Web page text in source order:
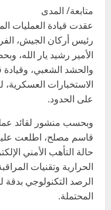
متابعة/ المدى
عقدت قيادة العمليات
رئيس أركان الجيش،
الأمير رشيد يار الله،
والحشد الشعبي،
الاستخبارات العسكرية،
على الحدود.
وبحسب منشور لقائد
قاسم مصلح، اطلعت
حالة التأهب الأمني
الحرارية وتقنيات
الرصد التكنولوجي
المحتملة.